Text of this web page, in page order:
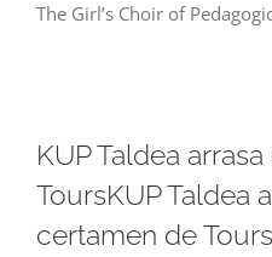
The Girl’s Choir of
KUP Taldea
ToursKUP Taldea
certamen de